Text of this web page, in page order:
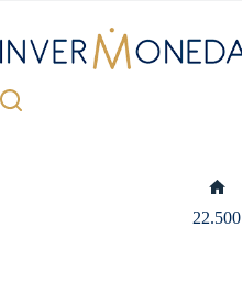
contenido
22.500